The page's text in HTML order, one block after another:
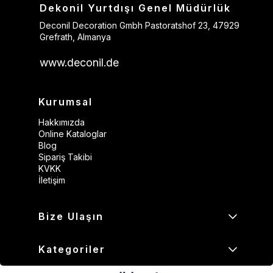
Dekonil Yurtdışı Genel Müdürlük
Deconil Decoration Gmbh Pastoratshof 23, 47929
Grefrath, Almanya
www.deconil.de
Kurumsal
Hakkımızda
Online Kataloglar
Blog
Sipariş Takibi
KVKK
İletişim
Bize Ulaşın
Kategoriler